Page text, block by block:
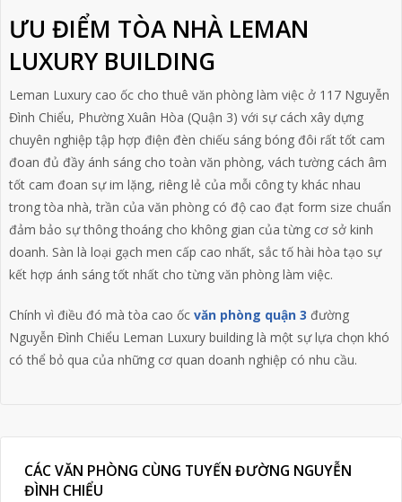
ƯU ĐIỂM TÒA NHÀ LEMAN
LUXURY BUILDING
Leman Luxury cao ốc cho thuê văn phòng làm việc ở 117 Nguyễn
Đình Chiểu, Phường Xuân Hòa (Quận 3) với sự cách xây dựng
chuyên nghiệp tập hợp điện đèn chiếu sáng bóng đôi rất tốt cam
đoan đủ đầy ánh sáng cho toàn văn phòng, vách tường cách âm
tốt cam đoan sự im lặng, riêng lẻ của mỗi công ty khác nhau
trong tòa nhà, trần của văn phòng có độ cao đạt form size chuẩn
đảm bảo sự thông thoáng cho không gian của từng cơ sở kinh
doanh. Sàn là loại gạch men cấp cao nhất, sắc tố hài hòa tạo sự
kết hợp ánh sáng tốt nhất cho từng văn phòng làm việc.
Chính vì điều đó mà tòa cao ốc văn phòng quận 3 đường
Nguyễn Đình Chiểu Leman Luxury building là một sự lựa chọn khó
có thể bỏ qua của những cơ quan doanh nghiệp có nhu cầu.
CÁC VĂN PHÒNG CÙNG TUYẾN ĐƯỜNG NGUYỄN
ĐÌNH CHIỂU